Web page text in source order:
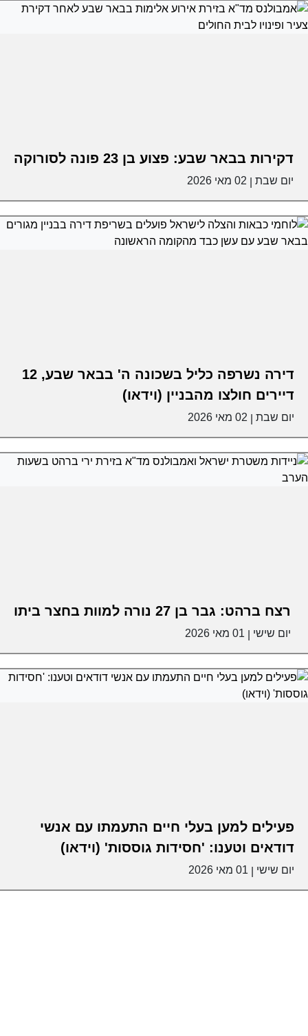
דקירות בבאר שבע: פצוע בן 23 פונה לסורוקה
יום שבת 02 מאי 2026
דירה נשרפה כליל בשכונה ה' בבאר שבע, 12
דיירים חולצו מהבניין (וידאו)
יום שבת 02 מאי 2026
רצח ברהט: גבר בן 27 נורה למוות בחצר ביתו
יום שישי 01 מאי 2026
פעילים למען בעלי חיים התעמתו עם אנשי
דודאים וטענו: 'חסידות גוססות' (וידאו)
יום שישי 01 מאי 2026